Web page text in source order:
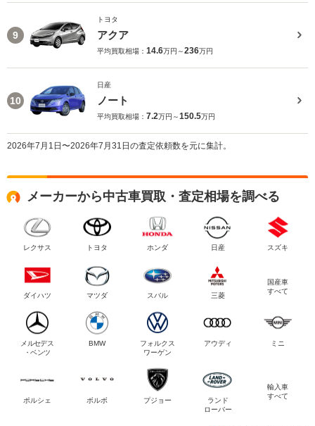
9
トヨタ
アクア
平均買取相場： 14.6万円～236万円
10
日産
ノート
平均買取相場： 7.2万円～150.5万円
2026年7月1日〜2026年7月31日の査定依頼数を元に集計。
メーカーから中古車買取・査定相場を調べる
レクサス トヨタ ホンダ 日産 スズキ
ダイハツ マツダ スバル 三菱
国産車
すべて
メルセデス
・ベンツ
BMW
フォルクス
ワーゲン
アウディ ミニ
ポルシェ ボルボ プジョー
ランド
ローバー
輸入車
すべて